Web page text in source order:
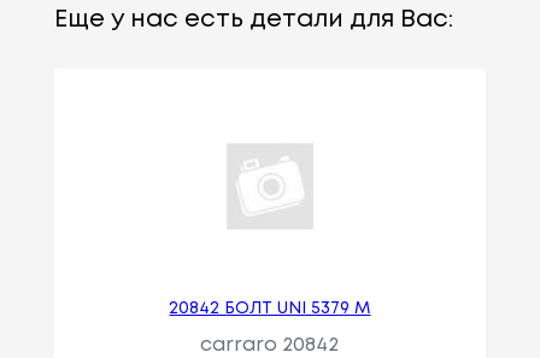
Еще у нас есть детали для Вас:
20842 БОЛТ UNI 5379 M
carraro 20842